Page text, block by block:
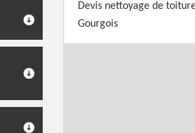
Devis nettoyage de
Gourgois